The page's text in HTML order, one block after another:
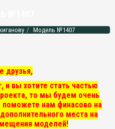
Модель №1407
друзья,
и вы хотите стать частью
то мы будем очень
нам финасово на
места на
моделей!